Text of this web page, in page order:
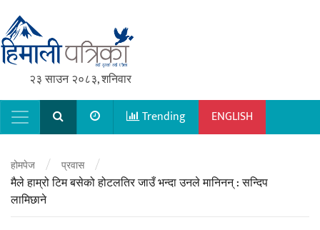
२३ साउन २०८३, शनिवार
Main NavigationTrending ENGLISH
होमपेज / प्रवास /
मैले हाम्रो टिम बसेको होटलतिर जाउँ भन्दा उनले मानिनन् : सन्दिप
लामिछाने